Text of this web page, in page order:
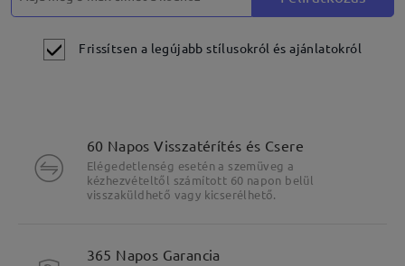
Frissítsen a legújabb stílusokról és ajánlatokról
60 Napos Visszatérítés és Csere
Elégedetlenség esetén a szemüveg a
kézhezvételtől számított 60 napon belül
visszaküldhető vagy kicserélhető.
365 Napos Garancia